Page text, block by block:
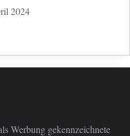
2024
Werbung gekennzeichnete